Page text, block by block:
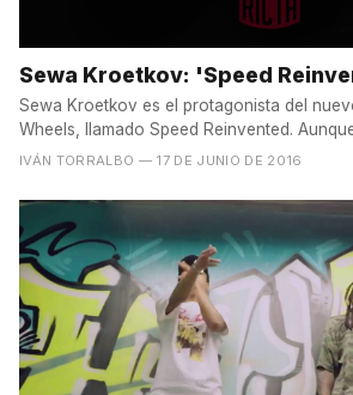
Sewa Kroetkov: 'Speed
Sewa Kroetkov es el protagonista del
Wheels, llamado Speed Reinvented.
IVÁN TORRALBO — 17 DE JUNIO DE 2016